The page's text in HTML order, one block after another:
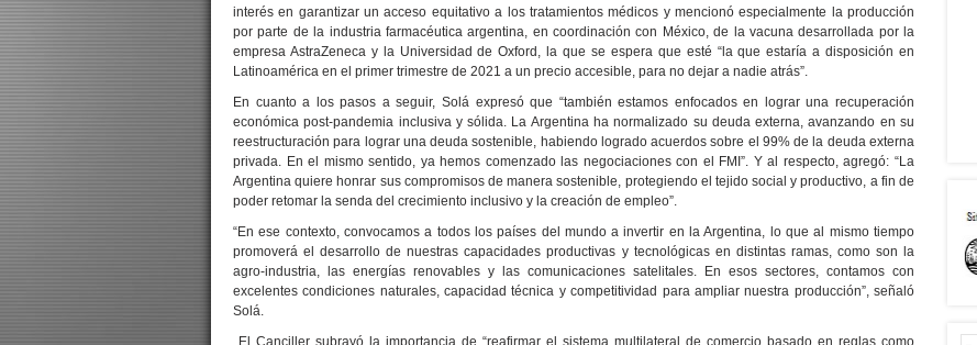
interés en garantizar un acceso equitativo a los tratamientos médicos y mencionó especialmente la producción
por parte de la industria farmacéutica argentina, en coordinación con México, de la vacuna desarrollada por la
empresa AstraZeneca y la Universidad de Oxford, la que se espera que esté “la que estaría a disposición en
Latinoamérica en el primer trimestre de 2021 a un precio accesible, para no dejar a nadie atrás”.
En cuanto a los pasos a seguir, Solá expresó que “también estamos enfocados en lograr una recuperación
económica post-pandemia inclusiva y sólida. La Argentina ha normalizado su deuda externa, avanzando en su
reestructuración para lograr una deuda sostenible, habiendo logrado acuerdos sobre el 99% de la deuda externa
privada. En el mismo sentido, ya hemos comenzado las negociaciones con el FMI”. Y al respecto, agregó: “La
Argentina quiere honrar sus compromisos de manera sostenible, protegiendo el tejido social y productivo, a fin de
poder retomar la senda del crecimiento inclusivo y la creación de empleo”.
“En ese contexto, convocamos a todos los países del mundo a invertir en la Argentina, lo que al mismo tiempo
promoverá el desarrollo de nuestras capacidades productivas y tecnológicas en distintas ramas, como son la
agro-industria, las energías renovables y las comunicaciones satelitales. En esos sectores, contamos con
excelentes condiciones naturales, capacidad técnica y competitividad para ampliar nuestra producción”, señaló
Solá.
El Canciller subrayó la importancia de “reafirmar el sistema multilateral de comercio basado en reglas como